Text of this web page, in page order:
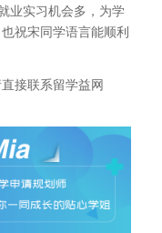
业实习机会多，为学
祝宋同学语言能顺利
接联系留学益网